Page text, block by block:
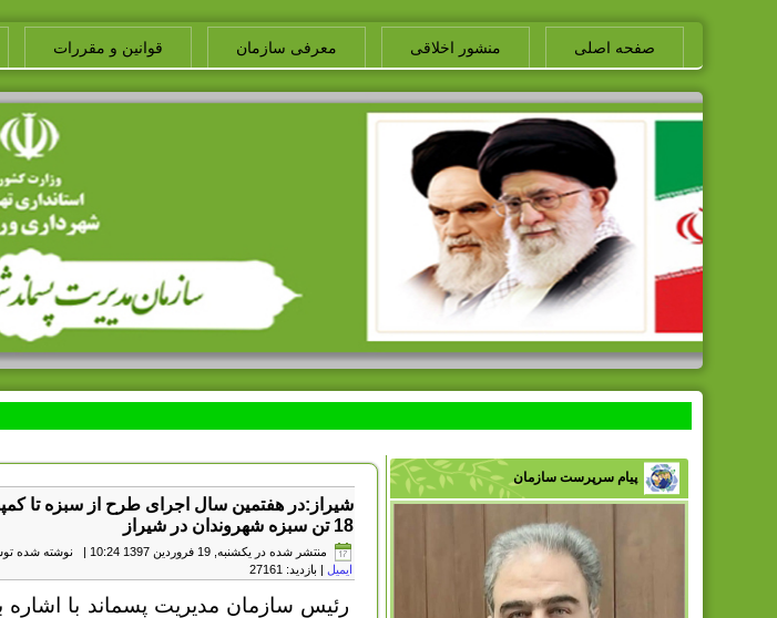
صفحه اصلی منشور اخلاقی معرفی سازمان قوانین و مقررات
پیام سرپرست سازمان
شیراز:در هفتمین سال اجرای طرح از سبزه تا
18 تن سبزه شهروندان در شیراز
منتشر شده در یکشنبه, 19 فروردين 1397 10:24 | نوشته شده
ایمیل | بازدید: 27161
رئیس سازمان مدیریت پسماند با